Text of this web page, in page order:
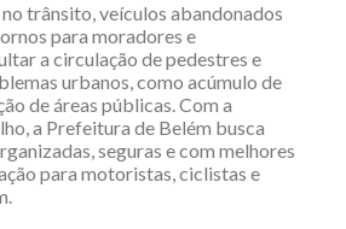
trânsito, veículos abandonados
para moradores e
a circulação de pedestres e
urbanos, como acúmulo de
de áreas públicas. Com a
a Prefeitura de Belém busca
seguras e com melhores
para motoristas, ciclistas e